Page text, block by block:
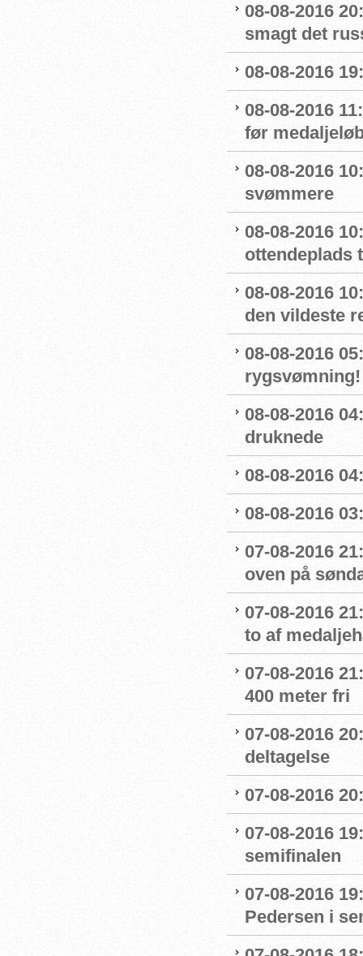
08-08-2016
smagt det
08-08-2016
08-08-2016
før
08-08-2016
svømmere
08-08-2016
ottendeplads
08-08-2016
den vildeste
08-08-2016
rygsvømning!
08-08-2016
druknede
08-08-2016
08-08-2016
07-08-2016
oven på
07-08-2016
to af
07-08-2016
400 meter fri
07-08-2016
deltagelse
07-08-2016
07-08-2016
semifinalen
07-08-2016
Pedersen i